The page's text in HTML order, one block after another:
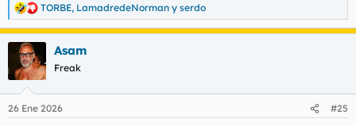
R
e
a
i
e
TORBE, LamadredeNorman y serdo
Asam
Freak
26 Ene 2026 #25